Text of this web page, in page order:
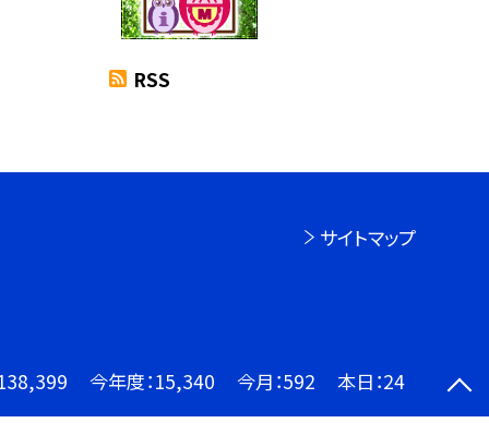
RSS
サイトマップ
今年度：15,340 今月：592 本日：24